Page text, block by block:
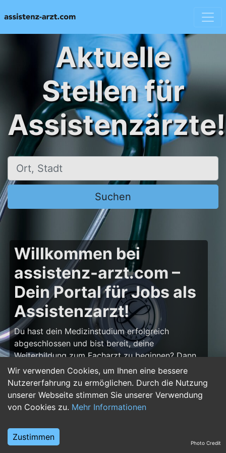
Wir verwenden Cookies, um Ihnen eine bessere
Nutzererfahrung zu ermöglichen. Durch die Nutzung
unserer Webseite stimmen Sie unserer Verwendung
von Cookies zu. Mehr Informationen
Zustimmen
Aktuelle
Stellen für
Assistenzärzte!
Ort, Stadt
Suchen
Willkommen bei
assistenz-arzt.com –
Dein Portal für Jobs als
Assistenzarzt!
Du hast dein Medizinstudium erfolgreich
abgeschlossen und bist bereit, deine
Weiterbildung zum Facharzt zu beginnen? Dann
bist du aufassistenz-arzt.comgenau richtig!
Hier findest du zahlreiche Stellenangebote für
Assistenzärzte in allen Fachrichtungen – von der
Inneren Medizin über die Chirurgie bis hin zur
deine Karriere im Arztberuf und finde die
passende Klinik oder Praxis für deinen nächstenPhoto Credit